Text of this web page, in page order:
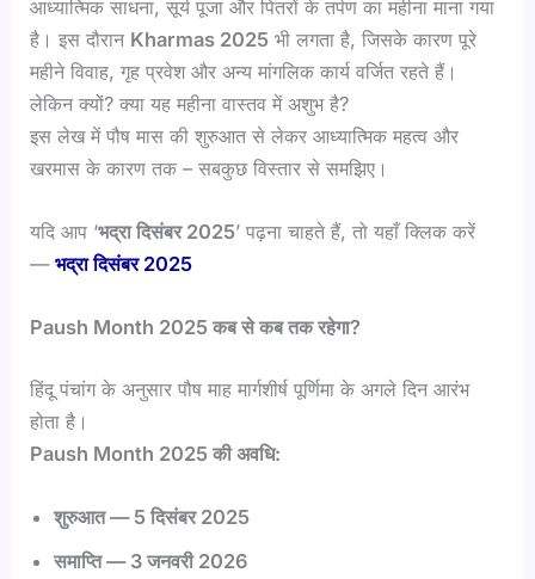
आध्यात्मिक साधना, सूर्य पूजा और पितरों के तर्पण का महीना माना गया
है। इस दौरान Kharmas 2025 भी लगता है, जिसके कारण पूरे
महीने विवाह, गृह प्रवेश और अन्य मांगलिक कार्य वर्जित रहते हैं।
लेकिन क्यों? क्या यह महीना वास्तव में अशुभ है?
इस लेख में पौष मास की शुरुआत से लेकर आध्यात्मिक महत्व और
खरमास के कारण तक – सबकुछ विस्तार से समझिए।
यदि आप ‘भद्रा दिसंबर 2025’ पढ़ना चाहते हैं, तो यहाँ क्लिक करें
—भद्रा दिसंबर 2025
Paush Month 2025 कब से कब तक रहेगा?
हिंदू पंचांग के अनुसार पौष माह मार्गशीर्ष पूर्णिमा के अगले दिन आरंभ
होता है।
Paush Month 2025 की अवधि:
शुरुआत — 5 दिसंबर 2025
समाप्ति — 3 जनवरी 2026